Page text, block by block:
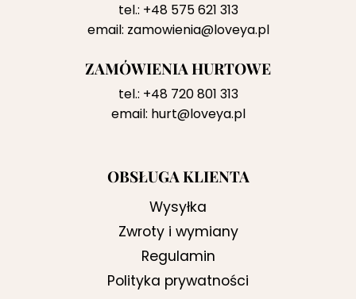
tel.: +48 575 621 313
email: zamowienia@loveya.pl
ZAMÓWIENIA HURTOWE
tel.: +48 720 801 313
email: hurt@loveya.pl
OBSŁUGA KLIENTA
Wysyłka
Zwroty i wymiany
Regulamin
Polityka prywatności